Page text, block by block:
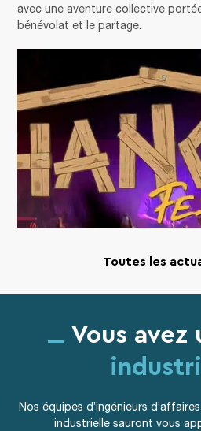
avec une aventure collective
bénévolat et le partage.
Toutes les
Vous
Nos équipes d’ingénieurs
industrielle sauront vous